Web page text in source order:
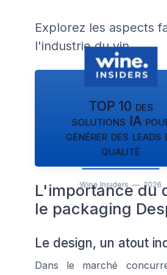
Explorez les aspects
l'industrie du vin.
TOP 10 des
solutions IA
générer des leads
qualité
Wine Insiders — 2026
L'importance du
le packaging
Le design, un atout
Dans le marché